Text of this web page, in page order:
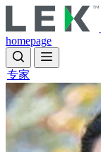
to
main
content
homepage
专家